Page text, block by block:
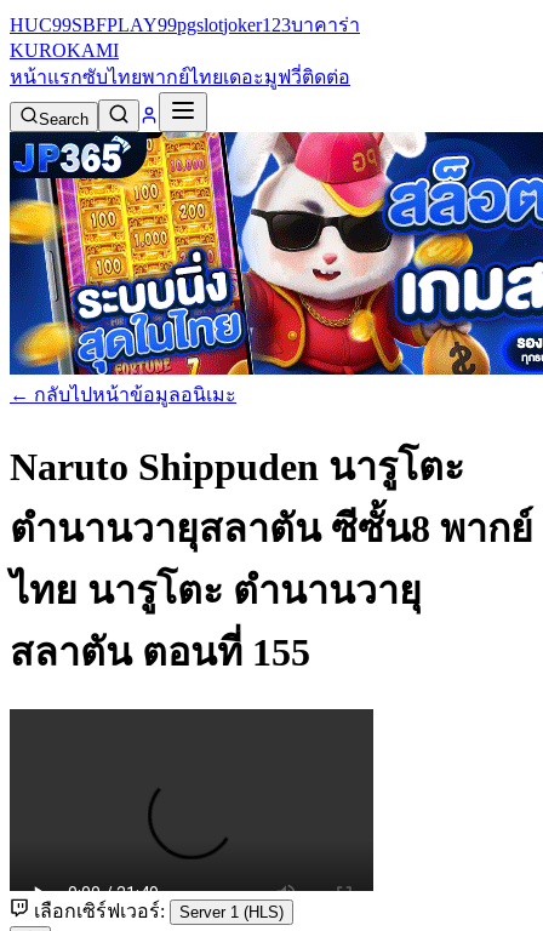
HUC99SBFPLAY99pgslotjoker123บาคาร่า
KUROKAMI
หน้าแรกซับไทยพากย์ไทยเดอะมูฟวี่ติดต่อ
Search
← กลับไปหน้าข้อมูลอนิเมะ
Naruto Shippuden นารูโตะ
ตำนานวายุสลาตัน ซีซั้น8 พากย์
ไทย นารูโตะ ตำนานวายุ
สลาตัน ตอนที่ 155
เลือกเซิร์ฟเวอร์: Server 1 (HLS)